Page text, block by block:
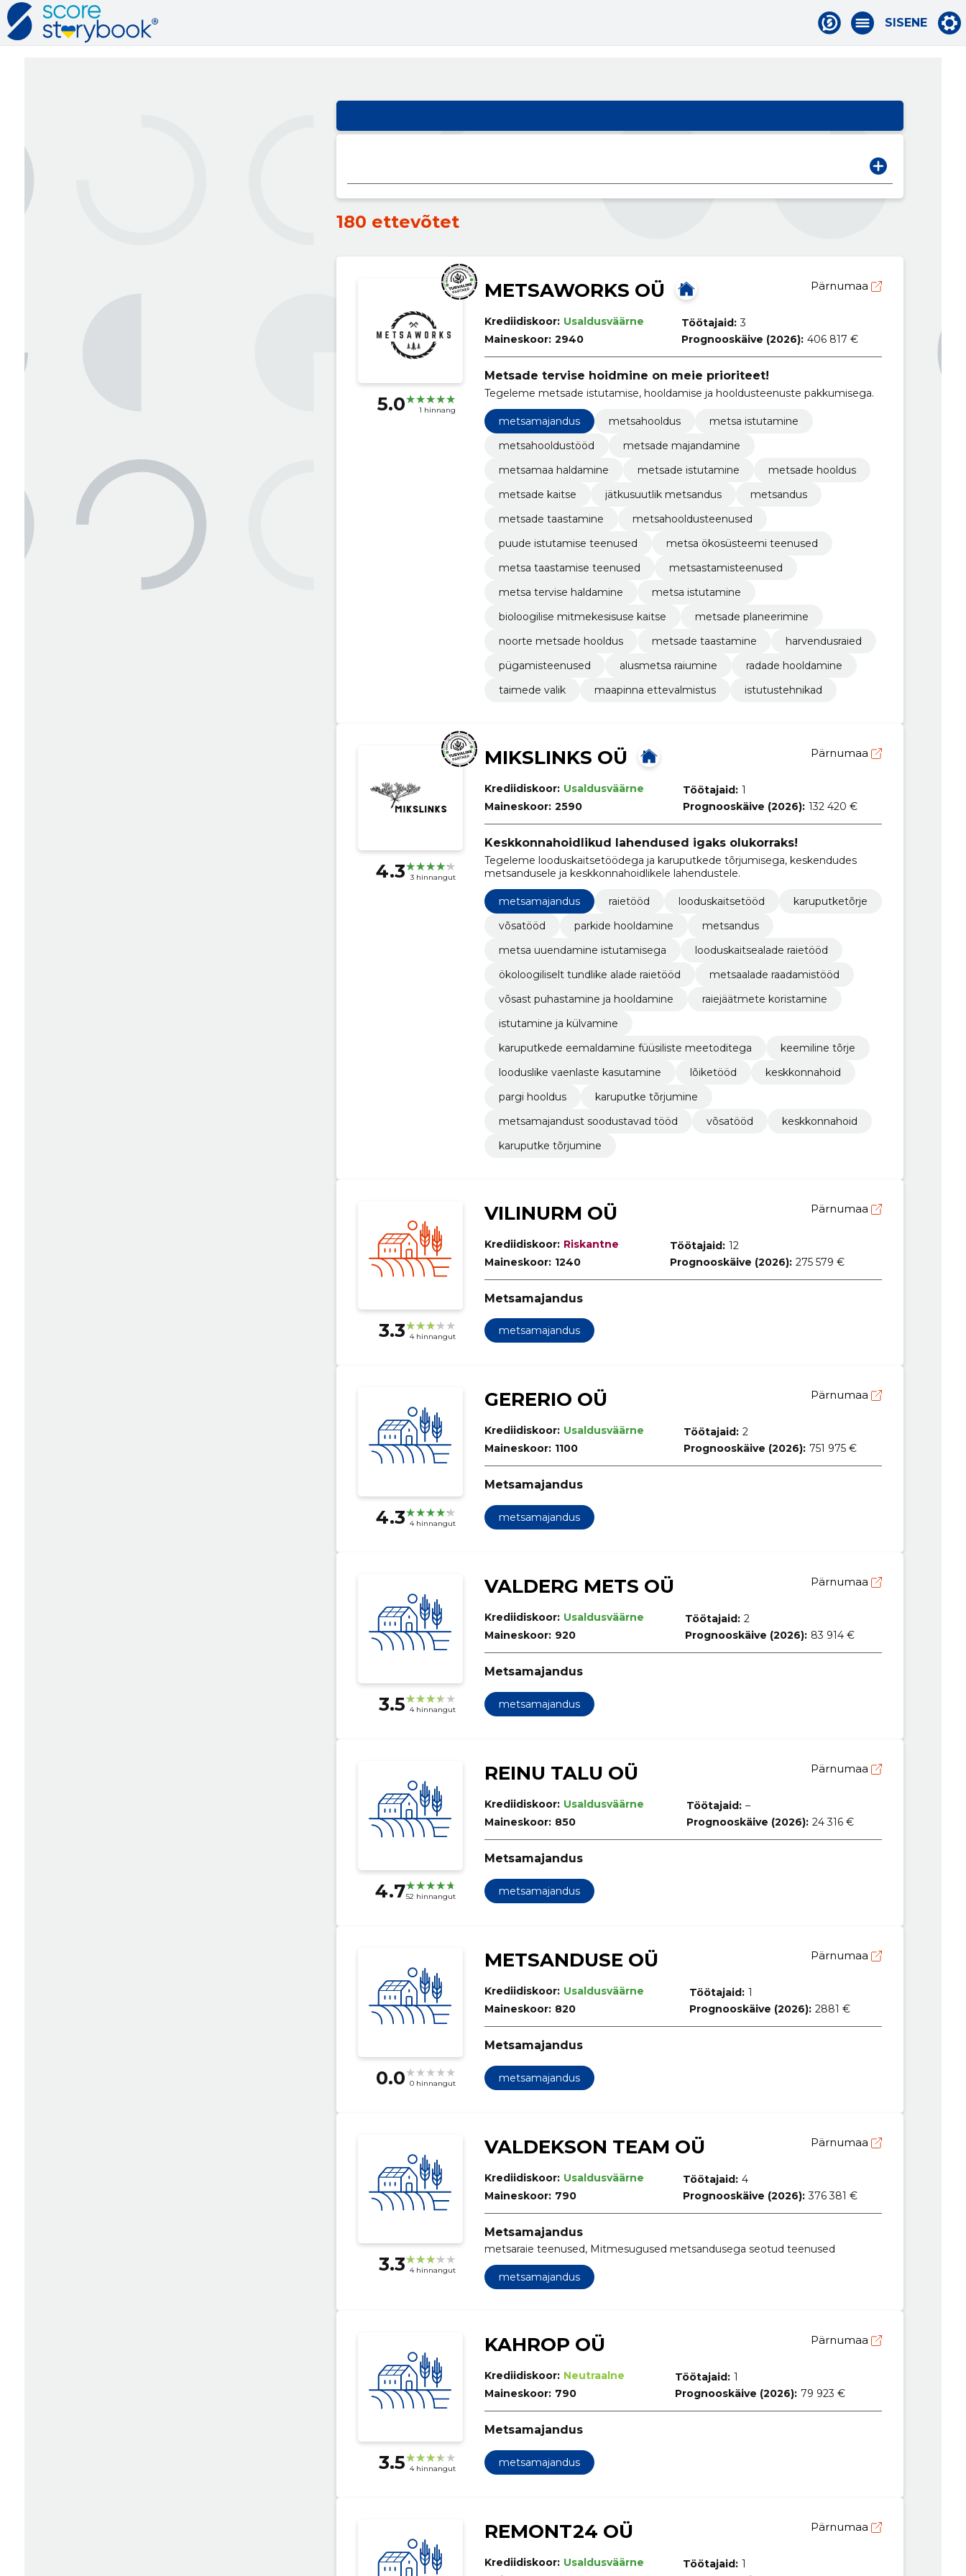
SISENE
180 ettevõtet
5.0 1 hinnang
METSAWORKS OÜ Pärnumaa
Krediidiskoor: Usaldusväärne
Maineskoor: 2940
Töötajaid: 3
Prognooskäive (2026): 406 817 €
Metsade tervise hoidmine on meie prioriteet!
Tegeleme metsade istutamise, hooldamise ja hooldusteenuste pakkumisega.
metsamajandus metsahooldus
metsa istutamine
metsahooldustööd
metsade majandamine
metsamaa haldamine
metsade istutamine
metsade hooldus
metsade kaitse
jätkusuutlik metsandus
metsandus
metsade taastamine
metsahooldusteenused
puude istutamise teenused
metsa ökosüsteemi teenused
metsa taastamise teenused
metsastamisteenused
metsa tervise haldamine
metsa istutamine
bioloogilise mitmekesisuse kaitse
metsade planeerimine
noorte metsade hooldus
metsade taastamine
harvendusraied
pügamisteenused
alusmetsa raiumine
radade hooldamine
taimede valik
maapinna ettevalmistus istutustehnikad
4.3 3 hinnangut
MIKSLINKS OÜ Pärnumaa
Krediidiskoor: Usaldusväärne
Maineskoor: 2590
Töötajaid: 1
Prognooskäive (2026): 132 420 €
Keskkonnahoidlikud lahendused igaks olukorraks!
Tegeleme looduskaitsetöödega ja karuputkede tõrjumisega, keskendudes
metsandusele ja keskkonnahoidlikele lahendustele.
metsamajandus raietööd looduskaitsetööd
karuputketõrje
võsatööd
parkide hooldamine
metsandus
metsa uuendamine istutamisega
looduskaitsealade raietööd
ökoloogiliselt tundlike alade raietööd
metsaalade raadamistööd
võsast puhastamine ja hooldamine
raiejäätmete koristamine
istutamine ja külvamine
karuputkede eemaldamine füüsiliste meetoditega
keemiline tõrje
looduslike vaenlaste kasutamine
lõiketööd
keskkonnahoid
pargi hooldus
karuputke tõrjumine
metsamajandust soodustavad tööd
võsatööd
keskkonnahoid
karuputke tõrjumine
3.3 4 hinnangut
VILINURM OÜ Pärnumaa
Krediidiskoor: Riskantne
Maineskoor: 1240
Töötajaid: 12
Prognooskäive (2026): 275 579 €
Metsamajandus
metsamajandus
4.3 4 hinnangut
GERERIO OÜ Pärnumaa
Krediidiskoor: Usaldusväärne
Maineskoor: 1100
Töötajaid: 2
Prognooskäive (2026): 751 975 €
Metsamajandus
metsamajandus
3.5 4 hinnangut
VALDERG METS OÜ Pärnumaa
Krediidiskoor: Usaldusväärne
Maineskoor: 920
Töötajaid: 2
Prognooskäive (2026): 83 914 €
Metsamajandus
metsamajandus
4.752 hinnangut
REINU TALU OÜ Pärnumaa
Krediidiskoor: Usaldusväärne
Maineskoor: 850
Töötajaid: –
Prognooskäive (2026): 24 316 €
Metsamajandus
metsamajandus
0.0 0 hinnangut
METSANDUSE OÜ Pärnumaa
Krediidiskoor: Usaldusväärne
Maineskoor: 820
Töötajaid: 1
Prognooskäive (2026): 2881 €
Metsamajandus
metsamajandus
3.3 4 hinnangut
VALDEKSON TEAM OÜ Pärnumaa
Krediidiskoor: Usaldusväärne
Maineskoor: 790
Töötajaid: 4
Prognooskäive (2026): 376 381 €
Metsamajandus
metsaraie teenused, Mitmesugused metsandusega seotud teenused
metsamajandus
3.5 4 hinnangut
KAHROP OÜ Pärnumaa
Krediidiskoor: Neutraalne
Maineskoor: 790
Töötajaid: 1
Prognooskäive (2026): 79 923 €
Metsamajandus
metsamajandus
REMONT24 OÜ Pärnumaa
Krediidiskoor: Usaldusväärne
Töötajaid: 1